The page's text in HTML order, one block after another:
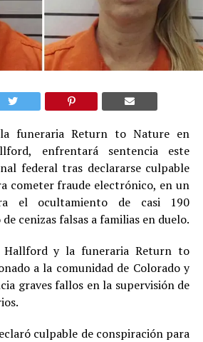
funeraria Return to Nature en
enfrentará sentencia este
federal tras declararse culpable
cometer fraude electrónico, en un
el ocultamiento de casi 190
cenizas falsas a familias en duelo.
Hallford y la funeraria Return to
a la comunidad de Colorado y
graves fallos en la supervisión de
culpable de conspiración para